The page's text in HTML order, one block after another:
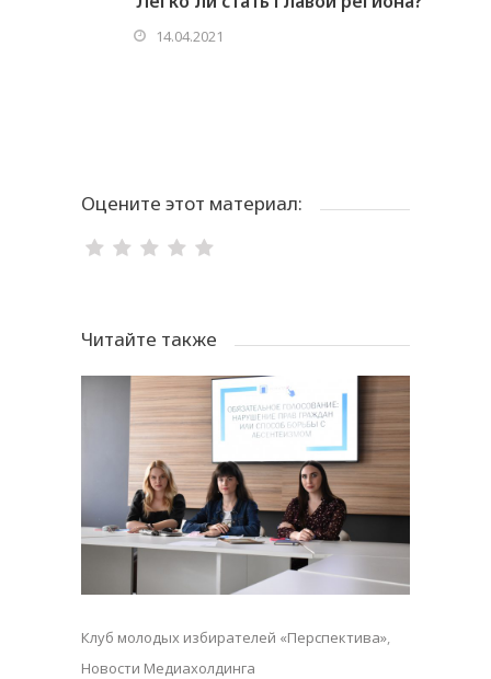
14.04.2021
Оцените этот материал:
Читайте также
Клуб молодых избирателей «Перспектива»,
Новости Медиахолдинга